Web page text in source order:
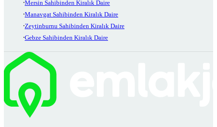
Mersin Sahibinden Kiralık Daire
Manavgat Sahibinden Kiralık Daire
Zeytinburnu Sahibinden Kiralık Daire
Gebze Sahibinden Kiralık Daire